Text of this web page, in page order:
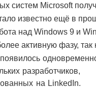
систем Microsoft
известно ещё в
над Windows 9 и
активную фазу, так
разработчиков,
на LinkedIn.